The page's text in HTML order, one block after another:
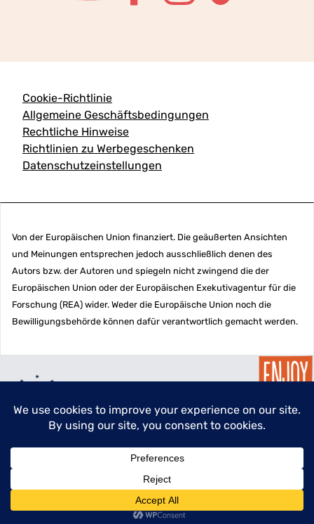
menu
Cookie-Richtlinie
Allgemeine Geschäftsbedingungen
Rechtliche Hinweise
Richtlinien zu Werbegeschenken
Datenschutzeinstellungen
Von der Europäischen Union finanziert. Die geäußerten Ansichten
und Meinungen entsprechen jedoch ausschließlich denen des
Autors bzw. der Autoren und spiegeln nicht zwingend die der
Europäischen Union oder der Europäischen Exekutivagentur für die
Forschung (REA) wider. Weder die Europäische Union noch die
Bewilligungsbehörde können dafür verantwortlich gemacht werden.